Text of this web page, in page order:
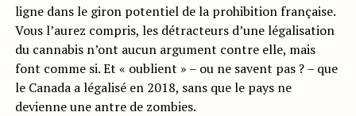
ligne dans le giron potentiel de la prohibition française.
Vous l’aurez compris, les détracteurs d’une légalisation
du cannabis n’ont aucun argument contre elle, mais
font comme si. Et « oublient » – ou ne savent pas ? – que
le Canada a légalisé en 2018, sans que le pays ne
devienne une antre de zombies.